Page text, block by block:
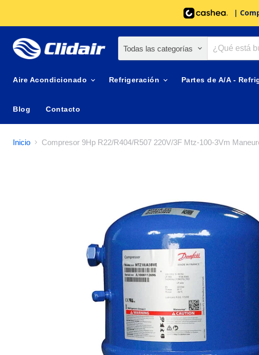
|
Todas las categorías
Aire Acondicionado Refrigeración Partes de A/A -
Blog Contacto
Inicio Compresor 9Hp R22/R404/R507 220V/3F Mtz-100-3Vm